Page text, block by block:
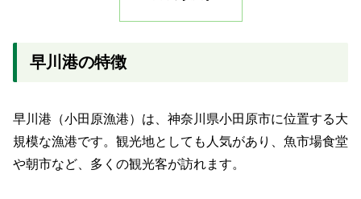
早川港の特徴
早川港（小田原漁港）は、神奈川県小田原市に位置する大
規模な漁港です。観光地としても人気があり、魚市場食堂
や朝市など、多くの観光客が訪れます。